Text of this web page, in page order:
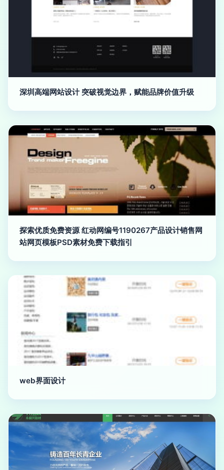
深圳高端网站设计 突破视觉边界，赋能品牌价值升级
探索优质免费资源 红动网编号1190267产品设计销售网
站网页模板PSD素材免费下载指引
web界面设计